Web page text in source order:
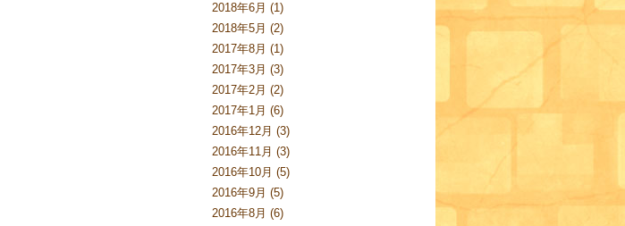
2018年6月 (1)
2018年5月 (2)
2017年8月 (1)
2017年3月 (3)
2017年2月 (2)
2017年1月 (6)
2016年12月 (3)
2016年11月 (3)
2016年10月 (5)
2016年9月 (5)
2016年8月 (6)